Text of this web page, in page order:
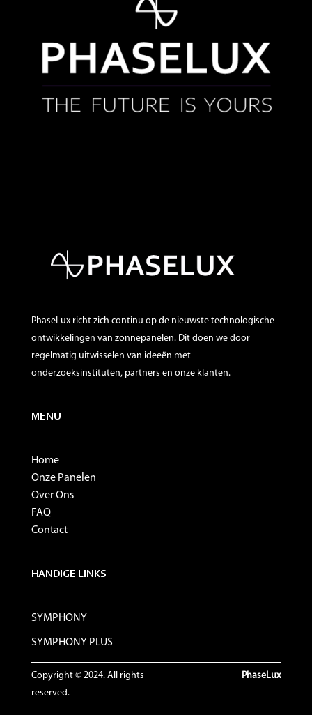
PhaseLux richt zich continu op de nieuwste technologische
ontwikkelingen van zonnepanelen. Dit doen we door
regelmatig uitwisselen van ideeën met
onderzoeksinstituten, partners en onze klanten.
MENU
Home
Onze Panelen
Over Ons
FAQ
Contact
HANDIGE LINKS
SYMPHONY
SYMPHONY PLUS
Copyright © 2024. All rights
reserved.
PhaseLux